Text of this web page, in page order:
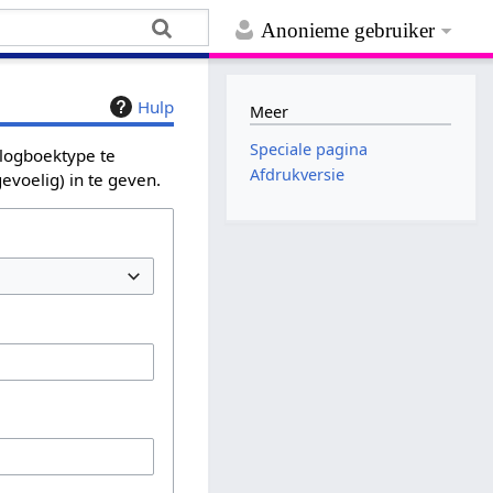
Anonieme gebruiker
Hulp
te
in te geven.
Meer
Speciale pagina
Afdrukversie